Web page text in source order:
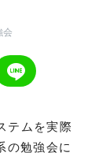
会
テムを実際
の勉強会に